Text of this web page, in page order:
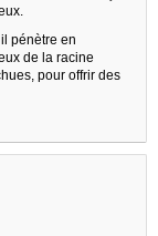
pénètre en
de la racine
pour offrir des